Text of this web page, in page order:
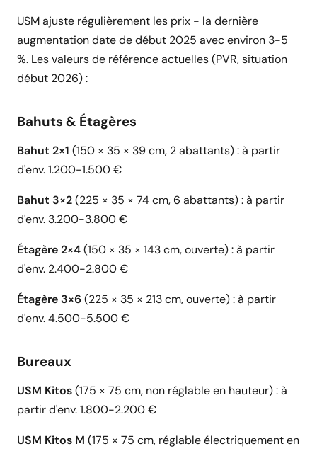
USM ajuste régulièrement les prix - la dernière
augmentation date de début 2025 avec environ 3-5
%. Les valeurs de référence actuelles (PVR, situation
début 2026) :
Bahuts & Étagères
Bahut 2×1 (150 × 35 × 39 cm, 2 abattants) : à partir
d'env. 1.200-1.500 €
Bahut 3×2(225 × 35 × 74 cm, 6 abattants) : à partir
d'env. 3.200-3.800 €
Étagère 2×4(150 × 35 × 143 cm, ouverte) : à partir
d'env. 2.400-2.800 €
Étagère 3×6(225 × 35 × 213 cm, ouverte) : à partir
d'env. 4.500-5.500 €
Bureaux
USM Kitos(175 × 75 cm, non réglable en hauteur) : à
partir d'env. 1.800-2.200 €
USM Kitos M (175 × 75 cm, réglable électriquement en